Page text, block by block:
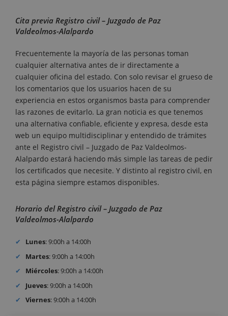
Cita previa Registro civil – Juzgado de Paz
Valdeolmos-Alalpardo
Frecuentemente la mayoría de las personas toman
cualquier alternativa antes de ir directamente a
cualquier oficina del estado. Con solo revisar el grueso de
los comentarios que los usuarios hacen de su
experiencia en estos organismos basta para comprender
las razones de evitarlo. La gran noticia es que tenemos
una alternativa confiable, eficiente y expresa, desde esta
web un equipo multidisciplinar y entendido de trámites
ante el Registro civil – Juzgado de Paz Valdeolmos-
Alalpardo estará haciendo más simple las tareas de pedir
los certificados que necesite. Y distinto al registro civil, en
esta página siempre estamos disponibles.
Horario del Registro civil – Juzgado de Paz
Valdeolmos-Alalpardo
Lunes: 9:00h a 14:00h
Martes: 9:00h a 14:00h
Miércoles: 9:00h a 14:00h
Jueves: 9:00h a 14:00h
Viernes: 9:00h a 14:00h